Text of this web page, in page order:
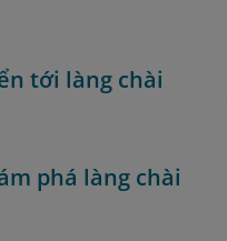
tới làng chài
phá làng chài